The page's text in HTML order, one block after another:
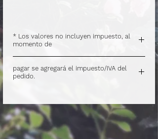
* Los valores no incluyen impuesto, al
momento de
pagar se agregará el impuesto/IVA del
pedido.